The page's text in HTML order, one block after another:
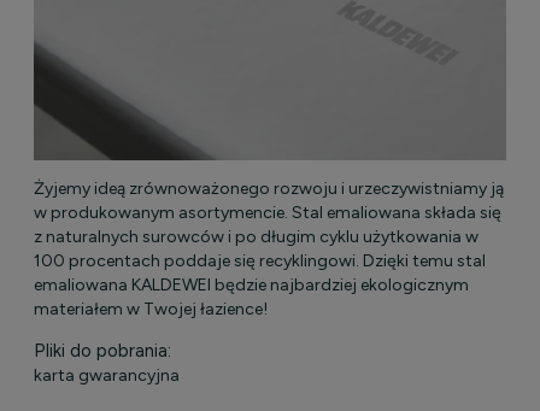
Żyjemy ideą zrównoważonego rozwoju i urzeczywistniamy ją
w produkowanym asortymencie. Stal emaliowana składa się
z naturalnych surowców i po długim cyklu użytkowania w
100 procentach poddaje się recyklingowi. Dzięki temu stal
emaliowana KALDEWEI będzie najbardziej ekologicznym
materiałem w Twojej łazience!
Pliki do pobrania:
karta gwarancyjna